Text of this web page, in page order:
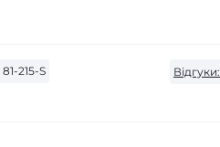
81-215-S
Відгуки: